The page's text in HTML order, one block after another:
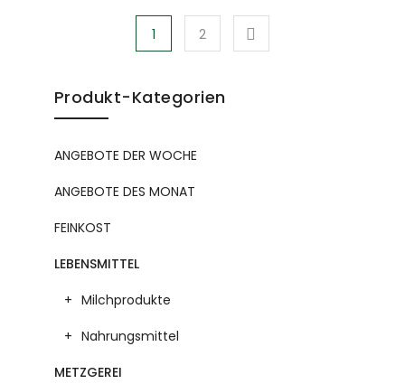
1 2
Produkt-Kategorien
ANGEBOTE DER WOCHE
ANGEBOTE DES MONAT
FEINKOST
LEBENSMITTEL
Milchprodukte
Nahrungsmittel
METZGEREI